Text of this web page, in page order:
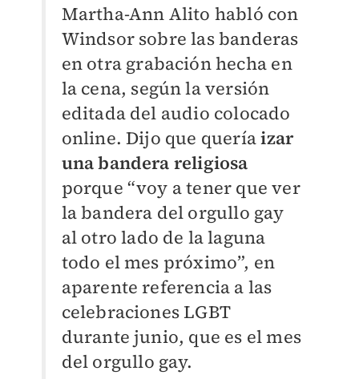
Martha-Ann Alito habló con
Windsor sobre las banderas
en otra grabación hecha en
la cena, según la versión
editada del audio colocado
online. Dijo que queríaizar
una bandera religiosa
porque “voy a tener que ver
la bandera del orgullo gay
al otro lado de la laguna
todo el mes próximo”, en
aparente referencia a las
celebraciones LGBT
durante junio, que es el mes
del orgullo gay.